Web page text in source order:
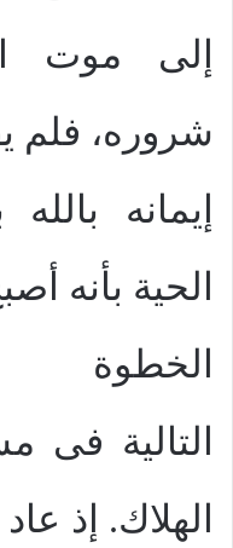
إلى موت
شروره، فلم
إيمانه
الحية بأنه
الخطوة
التالية فى
الهلاك. إذ